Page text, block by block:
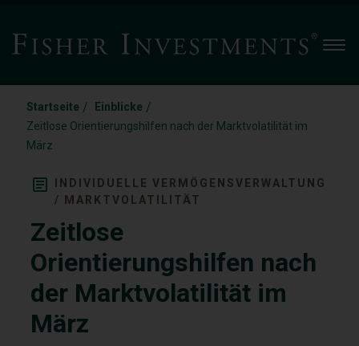
Startseite / Einblicke /
Zeitlose Orientierungshilfen nach der Marktvolatilität im
März
INDIVIDUELLE VERMÖGENSVERWALTUNG
/ MARKTVOLATILITÄT
Zeitlose
Orientierungshilfen nach
der Marktvolatilität im
März